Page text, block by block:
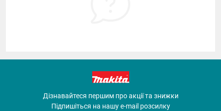
Дізнавайтеся першим про акції та знижки
Підпишіться на нашу e-mail розсилку